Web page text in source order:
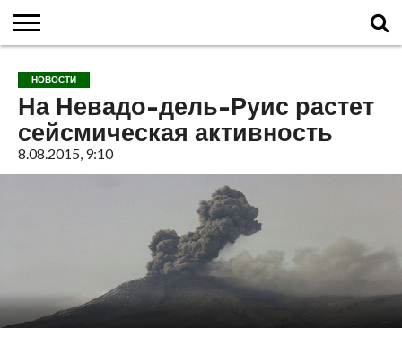
О
ВУЛКАНАХ
ВУЛКАНЫ
МИРА
КАЛЬДЕРЫ
НОВОСТИ
ФАКТЫ
ИСТОРИЯ
МОНИТОРИНГ
ВИДЕО
ТУРИСТАМ
О
САЙТЕ
КАРТА
САЙТА
КОНТАКТЫ
НОВОСТИ
На Невадо-дель-Руис растет
сейсмическая активность
8.08.2015, 9:10